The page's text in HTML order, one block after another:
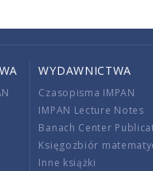
WYDAWNICTWA
Czasopisma IMPAN
IMPAN Lecture Notes
Banach Center
Księgozbiór
Inne książki